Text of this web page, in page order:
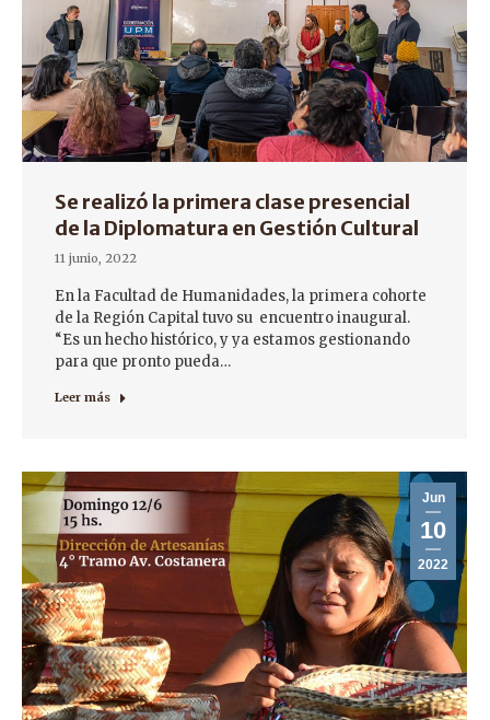
Se realizó la primera clase presencial
de la Diplomatura en Gestión Cultural
11 junio, 2022
En la Facultad de Humanidades, la primera cohorte
de la Región Capital tuvo su encuentro inaugural.
“Es un hecho histórico, y ya estamos gestionando
para que pronto pueda…
Leer más
Jun
10
2022